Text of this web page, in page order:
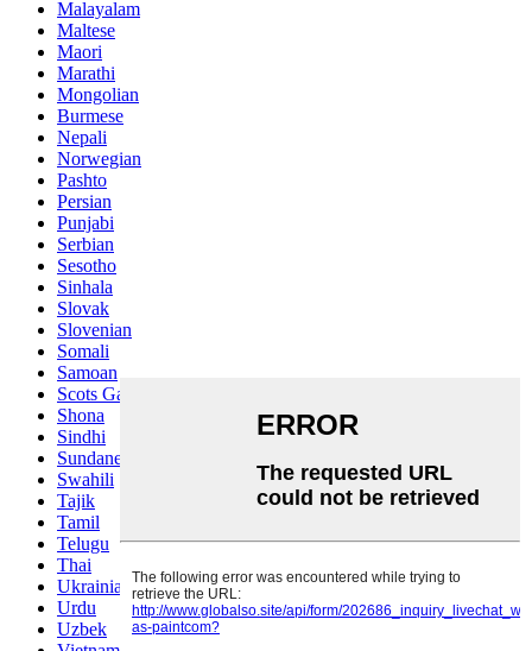
Malayalam
Maltese
Maori
Marathi
Mongolian
Burmese
Nepali
Norwegian
Pashto
Persian
Punjabi
Serbian
Sesotho
Sinhala
Slovak
Slovenian
Somali
Samoan
Scots Gaelic
Shona
Sindhi
Sundanese
Swahili
Tajik
Tamil
Telugu
Thai
Ukrainian
Urdu
Uzbek